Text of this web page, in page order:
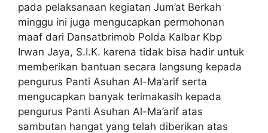
pada pelaksanaan kegiatan Jum’at Berkah
minggu ini juga mengucapkan permohonan
maaf dari Dansatbrimob Polda Kalbar Kbp
Irwan Jaya, S.I.K. karena tidak bisa hadir untuk
memberikan bantuan secara langsung kepada
pengurus Panti Asuhan Al-Ma’arif serta
mengucapkan banyak terimakasih kepada
pengurus Panti Asuhan Al-Ma’arif atas
sambutan hangat yang telah diberikan atas